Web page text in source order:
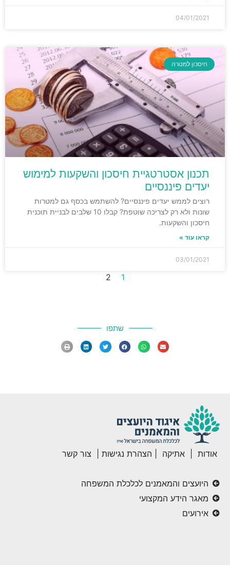
04/01/2021
חיסכון למטרה
תכנון אסטרטגיית חיסכון והשקעות למימוש
יעדים פיננסיים
רוצים לממש יעדים פיננסיים? להשתמש בכסף גם למטרות
שונות ולא רק לצריכה שוטפת? קבלו 10 שלבים לבניית תוכנית
חיסכון והשקעות.
קראו עוד »
03/01/2021
1
2
שתפו
אודות אתיקה הצהרת נגישות צור קשר
היועצים והמאמנים לכלכלת המשפחה
מאגר הידע המקצועי
אירועים